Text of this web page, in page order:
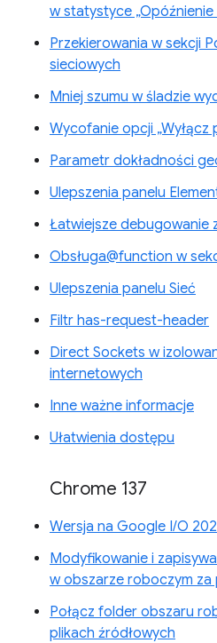
w statystyce
Przekierowania w sekcji
sieciowych
Mniej szumu w śladzie
Wycofanie opcji „Wyłącz
Parametr dokładności
Ulepszenia panelu
Łatwiejsze debugowanie
Obsługa@function w
Ulepszenia panelu Sieć
Filtr has-request-header
Direct Sockets w
internetowych
Inne ważne informacje
Ułatwienia dostępu
Chrome 137
Wersja na Google I/O
Modyfikowanie i
w obszarze roboczym za
Połącz folder obszaru
plikach źródłowych